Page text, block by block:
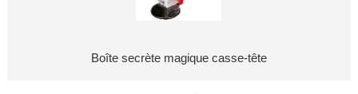
Boîte secrète magique casse-tête